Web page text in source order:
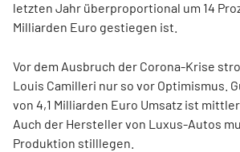
letzten Jahr überproportional um 14
Milliarden Euro gestiegen ist.
Vor dem Ausbruch der Corona-Krise
Louis Camilleri nur so vor Optimismus.
von 4,1 Milliarden Euro Umsatz ist
Auch der Hersteller von Luxus-Autos
Produktion stilllegen.